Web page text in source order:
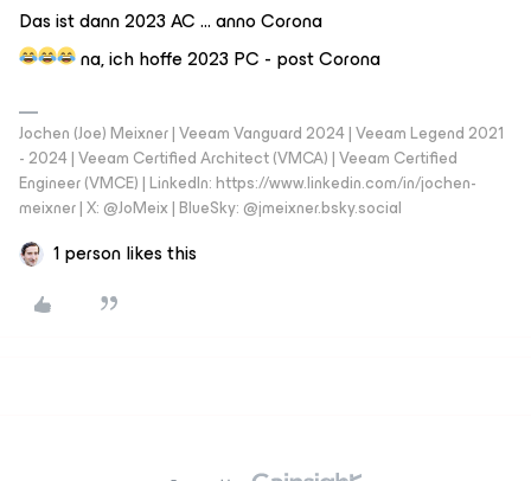
Das ist dann 2023 AC … anno Corona
na, ich hoffe 2023 PC - post Corona
Jochen (Joe) Meixner | Veeam Vanguard 2024 | Veeam Legend 2021
- 2024 | Veeam Certified Architect (VMCA) | Veeam Certified
Engineer (VMCE) | LinkedIn: https://www.linkedin.com/in/jochen-
meixner | X: @JoMeix | BlueSky: @jmeixner.bsky.social
1 person likes this